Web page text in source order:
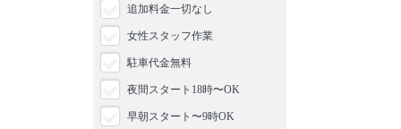
追加料金一切なし
女性スタッフ作業
駐車代金無料
夜間スタート18時〜OK
早朝スタート〜9時OK